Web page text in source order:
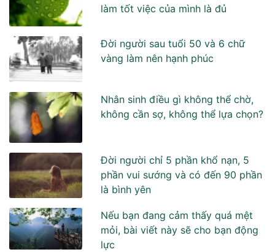
làm tốt việc của mình là đủ
Đời người sau tuổi 50 và 6 chữ
vàng làm nên hạnh phúc
Nhân sinh điều gì không thể chờ,
không cần sợ, không thể lựa chọn?
Đời người chỉ 5 phần khổ nạn, 5
phần vui sướng và có đến 90 phần
là bình yên
Nếu bạn đang cảm thấy quá mệt
mỏi, bài viết này sẽ cho bạn động
lực